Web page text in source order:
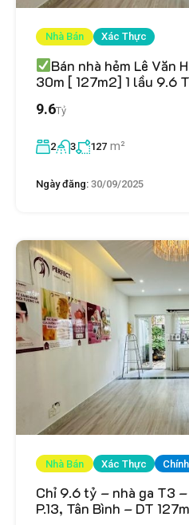
Nhà Bán Xác Thực
Bán nhà hẻm Lê Văn
30m [ 127m2] 1 lầu 9.6
9.6Tỷ
2 3 127 m²
Ngày đăng: 30/09/2025
Nhà Bán Xác Thực
Chỉ 9.6 tỷ – nhà ga T3
P.13, Tân Bình – DT